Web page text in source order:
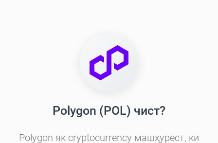
Polygon (POL) чист?
Polygon як cryptocurrency машҳурест, ки